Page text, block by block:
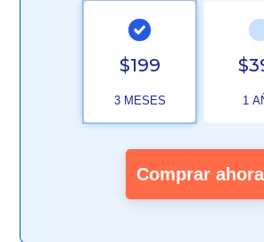
$199
3 MESES 1
Comprar ahora